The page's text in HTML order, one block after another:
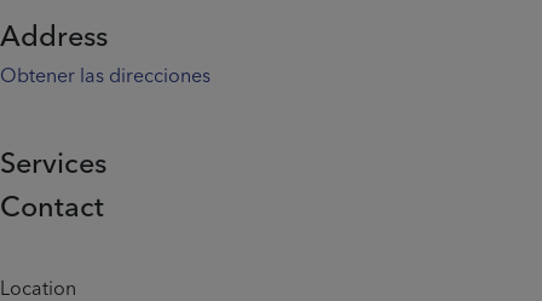
¿Por qué elegir Benzac?
Home
Info menu
Address
Obtener las direcciones
Services
Contact
Location